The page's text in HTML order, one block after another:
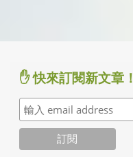
✋ 快來訂閱新文章！